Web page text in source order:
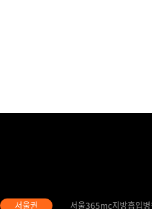
서울365mc지방흡입병